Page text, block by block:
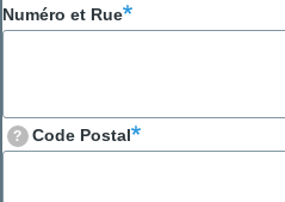
Numéro et Rue
? Code Postal